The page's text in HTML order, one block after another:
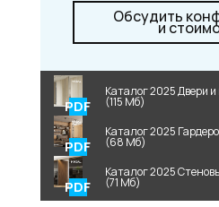
Обсудить
и
Каталог 2025 Двери и
(115 Мб)
Каталог 2025
(68 Мб)
Каталог 2025
(71 Мб)